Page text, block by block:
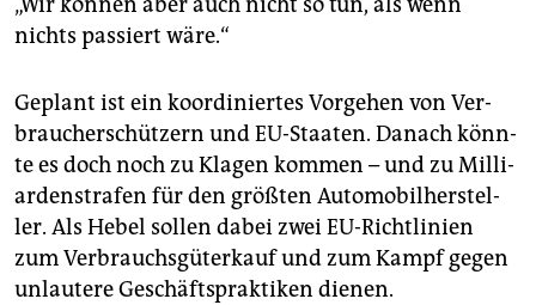
nichts pas­siert wäre.“
Ge­plant ist ein ko­or­di­nier­tes Vor­ge­hen von Ver­
brau­cher­schüt­zern und EU-Staa­ten. Da­nach könn­
te es doch noch zu Kla­gen kom­men – und zu Mil­li­
ar­den­stra­fen für den größ­ten Au­to­mo­bil­her­stel­
ler. Als Hebel sol­len dabei zwei EU-Richt­li­ni­en
zum Ver­brauchs­gü­ter­kauf und zum Kampf gegen
un­lau­te­re Ge­schäfts­prak­ti­ken die­nen.